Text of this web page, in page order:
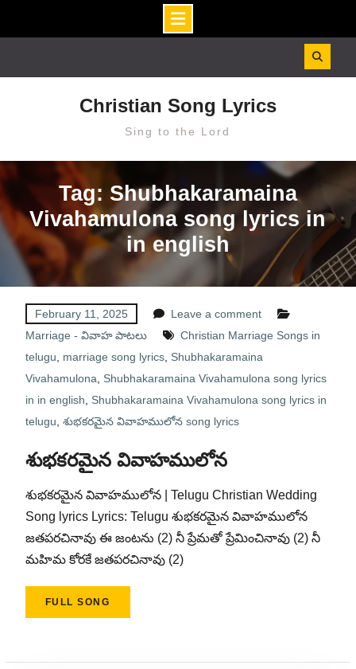
Christian Song Lyrics
Sing to the Lord
Tag: Shubhakaramaina
Vivahamulona song lyrics in
in english
February 11, 2025
Leave a comment
Marriage - వివాహ పాటలు
Christian Marriage Songs in
telugu
marriage song lyrics, Shubhakaramaina
Vivahamulona
Shubhakaramaina Vivahamulona song lyrics
in in english
Shubhakaramaina Vivahamulona song lyrics in
telugu శుభకరమైన వివాహములోన song lyrics
శుభకరమైన వివాహములోన
శుభకరమైన వివాహములోన | Telugu Christian Wedding
Song lyrics Lyrics: Telugu శుభకరమైన వివాహములోన
జతపరచినావు ఈ జంటను (2) నీ ప్రేమతో ప్రేమించినావు (2) నీ
మహిమ కోరకే జతపరచినావు (2)
FULL SONG